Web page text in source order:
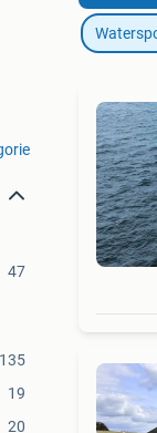
47
135
19
20